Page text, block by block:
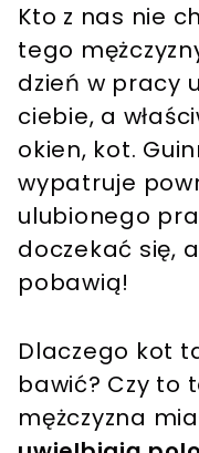
Kto z nas nie
tego
dzień w pracy
ciebie, a
okien, kot.
wypatruje
ulubionego
doczekać się,
pobawią!
Dlaczego kot
bawić? Czy to
mężczyzna